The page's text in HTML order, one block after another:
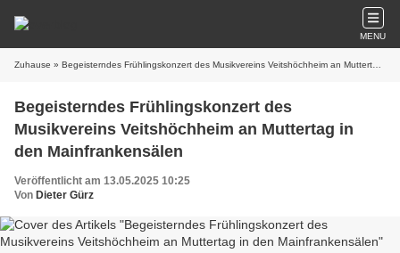
MENU
Zuhause » Begeisterndes Frühlingskonzert des Musikvereins Veitshöchheim an Muttertag in den Mainfrankensälen
Begeisterndes Frühlingskonzert des
Musikvereins Veitshöchheim an Muttertag in
den Mainfrankensälen
Veröffentlicht am 13.05.2025 10:25
Von Dieter Gürz